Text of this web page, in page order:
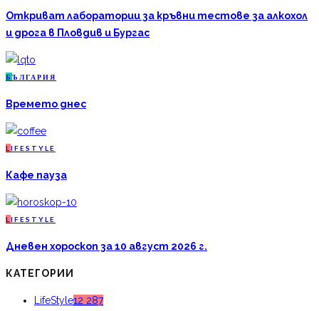
Откриват лаборатории за кръвни тестове за алкохол
и дрога в Пловдив и Бургас
Б ЪЛГАРИЯ
Времето днес
L IFESTYLE
Кафе пауза
L IFESTYLE
Дневен хороскоп за 10 август 2026 г.
КАТЕГОРИИ
LifeStyle12 287